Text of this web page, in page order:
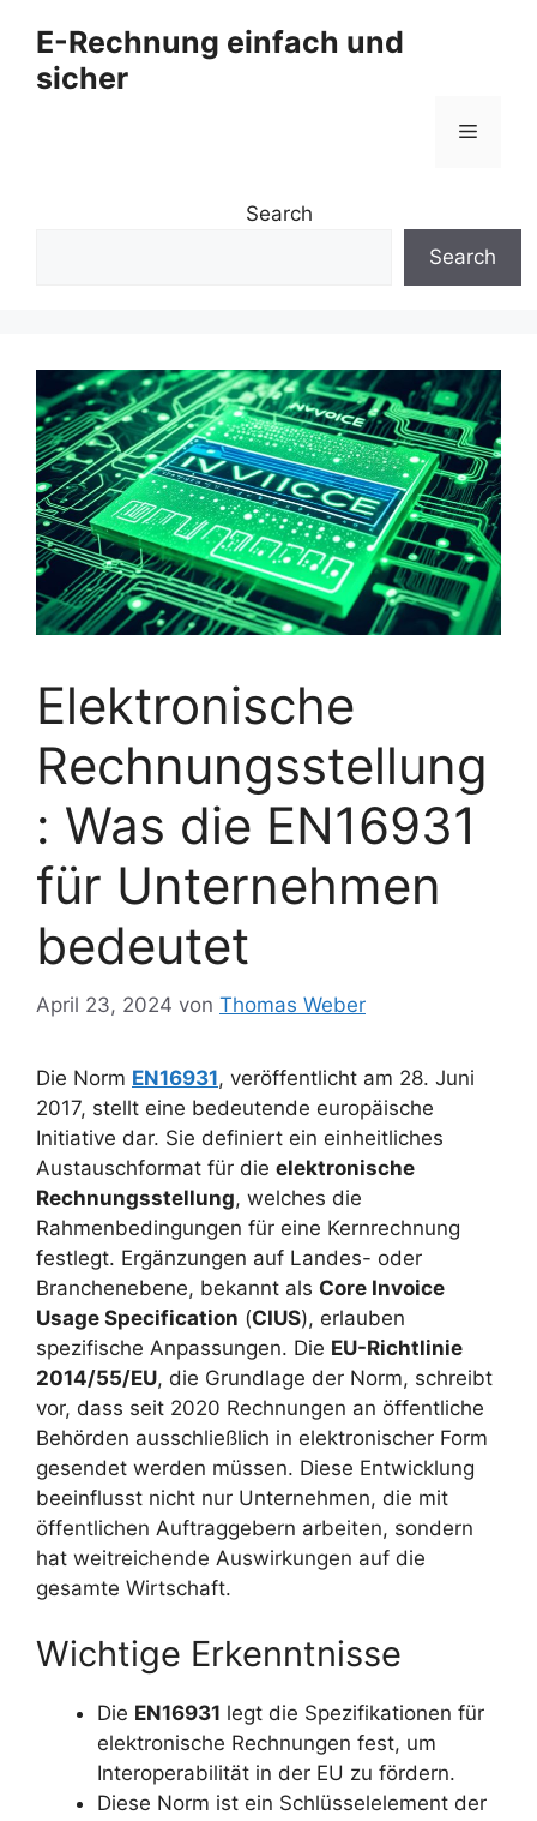
Inhalt
springen
E-Rechnung einfach und
sicher
Menü
Search
Search
Elektronische
Rechnungsstellung
: Was die EN16931
für Unternehmen
bedeutet
April 23, 2024 von Thomas Weber
Die Norm EN16931, veröffentlicht am 28. Juni
2017, stellt eine bedeutende europäische
Initiative dar. Sie definiert ein einheitliches
Austauschformat für die elektronische
Rechnungsstellung, welches die
Rahmenbedingungen für eine Kernrechnung
festlegt. Ergänzungen auf Landes- oder
Branchenebene, bekannt als Core Invoice
Usage Specification (CIUS), erlauben
spezifische Anpassungen. Die EU-Richtlinie
2014/55/EU, die Grundlage der Norm, schreibt
vor, dass seit 2020 Rechnungen an öffentliche
Behörden ausschließlich in elektronischer Form
gesendet werden müssen. Diese Entwicklung
beeinflusst nicht nur Unternehmen, die mit
öffentlichen Auftraggebern arbeiten, sondern
hat weitreichende Auswirkungen auf die
gesamte Wirtschaft.
Wichtige Erkenntnisse
Die EN16931 legt die Spezifikationen für
elektronische Rechnungen fest, um
Interoperabilität in der EU zu fördern.
Diese Norm ist ein Schlüsselelement der